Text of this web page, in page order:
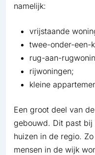
namelijk:
vrijstaande
twee-onder-een-
rug-aan-
rijwoningen;
kleine
Een groot deel van
gebouwd. Dit past
huizen in de regio.
mensen in de wijk